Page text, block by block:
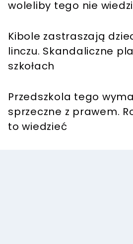
woleliby tego nie
Kibole zastraszają
linczu. Skandaliczne
szkołach
Przedszkola tego
sprzeczne z prawem.
to wiedzieć